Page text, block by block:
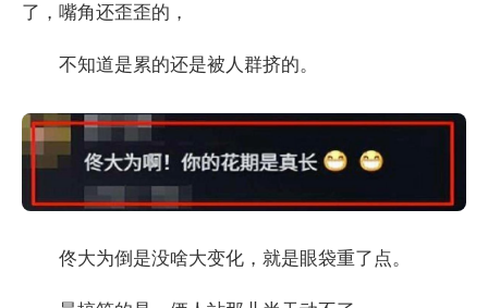
了，嘴角还歪歪的，
不知道是累的还是被人群挤的。
佟大为倒是没啥大变化，就是眼袋重了点。